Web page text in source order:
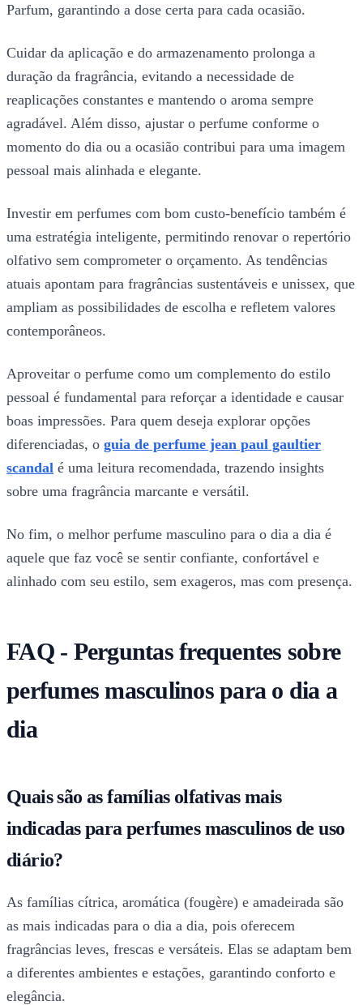
Parfum, garantindo a dose certa para cada ocasião.
Cuidar da aplicação e do armazenamento prolonga a
duração da fragrância, evitando a necessidade de
reaplicações constantes e mantendo o aroma sempre
agradável. Além disso, ajustar o perfume conforme o
momento do dia ou a ocasião contribui para uma imagem
pessoal mais alinhada e elegante.
Investir em perfumes com bom custo-benefício também é
uma estratégia inteligente, permitindo renovar o repertório
olfativo sem comprometer o orçamento. As tendências
atuais apontam para fragrâncias sustentáveis e unissex, que
ampliam as possibilidades de escolha e refletem valores
contemporâneos.
Aproveitar o perfume como um complemento do estilo
pessoal é fundamental para reforçar a identidade e causar
boas impressões. Para quem deseja explorar opções
diferenciadas, o guia de perfume jean paul gaultier
scandal é uma leitura recomendada, trazendo insights
sobre uma fragrância marcante e versátil.
No fim, o melhor perfume masculino para o dia a dia é
aquele que faz você se sentir confiante, confortável e
alinhado com seu estilo, sem exageros, mas com presença.
FAQ - Perguntas frequentes sobre
perfumes masculinos para o dia a
dia
Quais são as famílias olfativas mais
indicadas para perfumes masculinos de uso
diário?
As famílias cítrica, aromática (fougère) e amadeirada são
as mais indicadas para o dia a dia, pois oferecem
fragrâncias leves, frescas e versáteis. Elas se adaptam bem
a diferentes ambientes e estações, garantindo conforto e
elegância.